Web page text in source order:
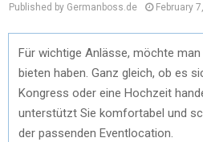
Published by Germanboss.de February
Für wichtige Anlässe, möchte
bieten haben. Ganz gleich, ob es
Kongress oder eine Hochzeit
unterstützt Sie komfortabel und
der passenden Eventlocation.